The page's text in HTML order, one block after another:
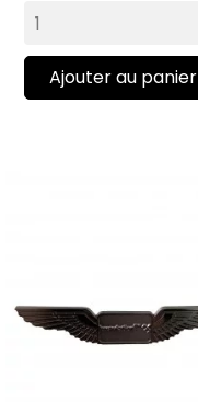
Ajouter au panier